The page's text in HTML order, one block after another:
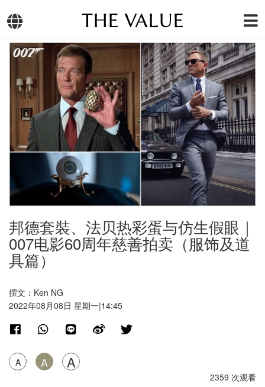
THE VALUE
邦德套裝、法贝热彩蛋与仿生假眼｜
007电影60周年慈善拍卖（服饰及道
具篇）
撰文：Ken NG
2022年08月08日 星期一|14:45
A A A
2359 次观看